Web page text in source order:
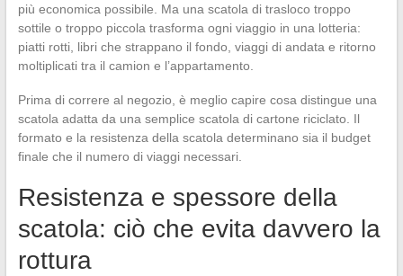
più economica possibile. Ma una scatola di trasloco troppo
sottile o troppo piccola trasforma ogni viaggio in una lotteria:
piatti rotti, libri che strappano il fondo, viaggi di andata e ritorno
moltiplicati tra il camion e l’appartamento.
Prima di correre al negozio, è meglio capire cosa distingue una
scatola adatta da una semplice scatola di cartone riciclato. Il
formato e la resistenza della scatola determinano sia il budget
finale che il numero di viaggi necessari.
Resistenza e spessore della
scatola: ciò che evita davvero la
rottura